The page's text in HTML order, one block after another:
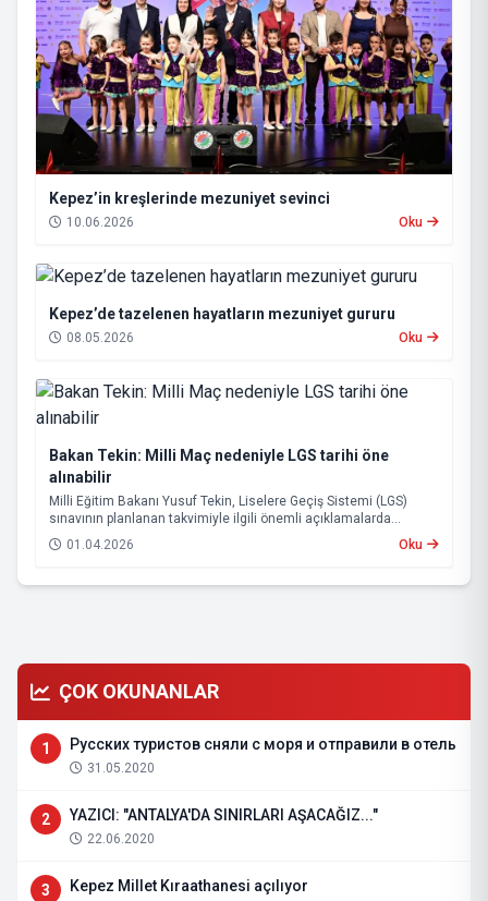
Kepez’in kreşlerinde mezuniyet sevinci
10.06.2026 Oku
Kepez’de tazelenen hayatların mezuniyet gururu
08.05.2026 Oku
Bakan Tekin: Milli Maç nedeniyle LGS tarihi öne
alınabilir
Milli Eğitim Bakanı Yusuf Tekin, Liselere Geçiş Sistemi (LGS)
sınavının planlanan takvimiyle ilgili önemli açıklamalarda
bulundu.
01.04.2026 Oku
ÇOK OKUNANLAR
1 Русских туристов сняли с моря и отправили в отель
31.05.2020
2 YAZICI: "ANTALYA'DA SINIRLARI AŞACAĞIZ..."
22.06.2020
3 Kepez Millet Kıraathanesi açılıyor